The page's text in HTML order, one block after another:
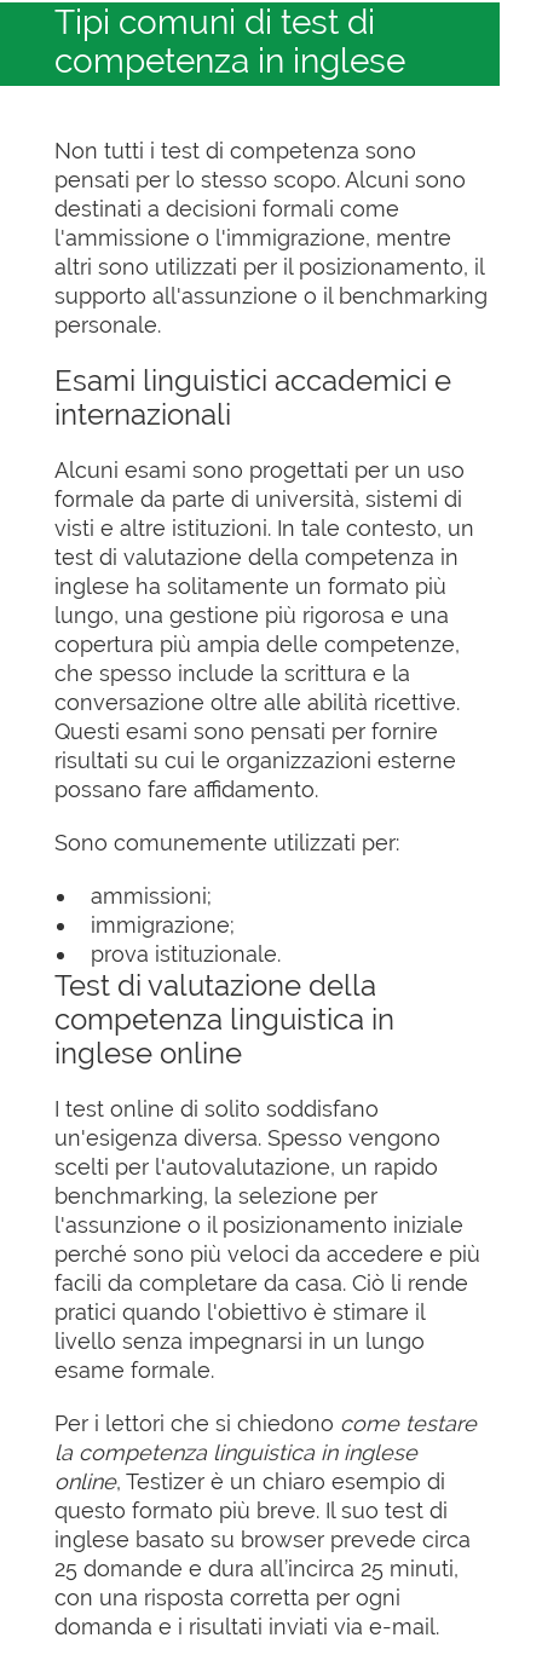
Tipi comuni di test di
competenza in inglese
Non tutti i test di competenza sono
pensati per lo stesso scopo. Alcuni sono
destinati a decisioni formali come
l'ammissione o l'immigrazione, mentre
altri sono utilizzati per il posizionamento, il
supporto all'assunzione o il benchmarking
personale.
Esami linguistici accademici e
internazionali
Alcuni esami sono progettati per un uso
formale da parte di università, sistemi di
visti e altre istituzioni. In tale contesto, un
test di valutazione della competenza in
inglese ha solitamente un formato più
lungo, una gestione più rigorosa e una
copertura più ampia delle competenze,
che spesso include la scrittura e la
conversazione oltre alle abilità ricettive.
Questi esami sono pensati per fornire
risultati su cui le organizzazioni esterne
possano fare affidamento.
Sono comunemente utilizzati per:
ammissioni;
immigrazione;
prova istituzionale.
Test di valutazione della
competenza linguistica in
inglese online
I test online di solito soddisfano
un'esigenza diversa. Spesso vengono
scelti per l'autovalutazione, un rapido
benchmarking, la selezione per
l'assunzione o il posizionamento iniziale
perché sono più veloci da accedere e più
facili da completare da casa. Ciò li rende
pratici quando l'obiettivo è stimare il
livello senza impegnarsi in un lungo
esame formale.
Per i lettori che si chiedono come testare
la competenza linguistica in inglese
online, Testizer è un chiaro esempio di
questo formato più breve. Il suo test di
inglese basato su browser prevede circa
25 domande e dura all’incirca 25 minuti,
con una risposta corretta per ogni
domanda e i risultati inviati via e-mail.